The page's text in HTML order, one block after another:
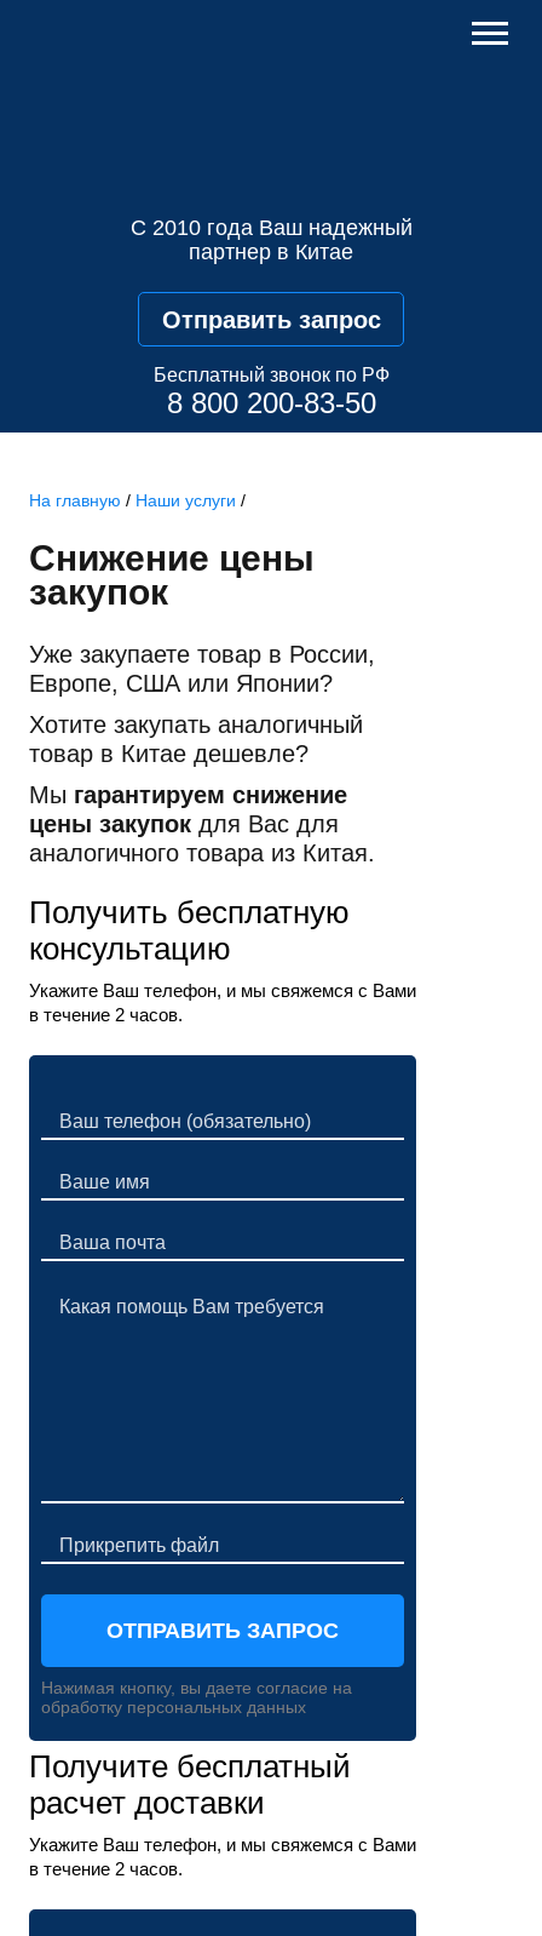
С 2010 года Ваш надежный
партнер в Китае
Отправить запрос
Бесплатный звонок по РФ
8 800 200-83-50
На главную / Наши услуги /
Снижение цены
закупок
Уже закупаете товар в России,
Европе, США или Японии?
Хотите закупать аналогичный
товар в Китае дешевле?
Мы гарантируем снижение
цены закупок для Вас для
аналогичного товара из Китая.
Получить бесплатную
консультацию
Укажите Ваш телефон, и мы свяжемся с Вами
в течение 2 часов.
Прикрепить файл
Нажимая кнопку, вы даете согласие на
обработку персональных данных
Получите бесплатный
расчет доставки
Укажите Ваш телефон, и мы свяжемся с Вами
в течение 2 часов.